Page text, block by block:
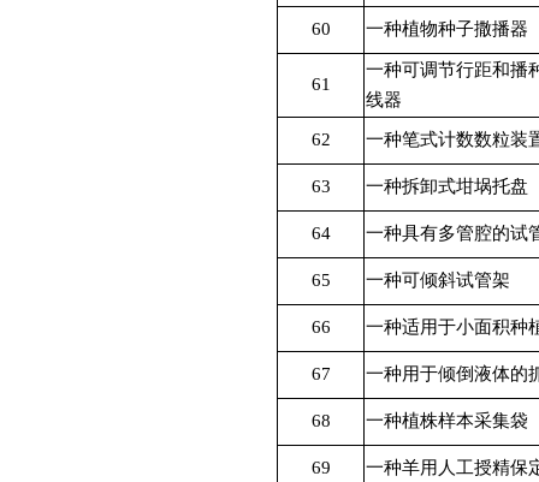
60 一种植物种子撒播器
61
一种可调节行距和播
线器
62 一种笔式计数数粒装
63 一种拆卸式坩埚托盘
64 一种具有多管腔的试
65 一种可倾斜试管架
66 一种适用于小面积种
67 一种用于倾倒液体的
68 一种植株样本采集袋
69 一种羊用人工授精保